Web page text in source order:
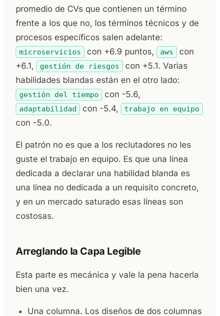
promedio de CVs que contienen un término
frente a los que no, los términos técnicos y de
procesos específicos salen adelante:
microservicios con +6.9 puntos, aws
con
+6.1,
gestión de riesgos
con +5.1. Varias
habilidades blandas están en el otro lado:
gestión del tiempo con -5.6,
adaptabilidad con -5.4, trabajo en equipo
con -5.0.
El patrón no es que a los reclutadores no les
guste el trabajo en equipo. Es que una línea
dedicada a declarar una habilidad blanda es
una línea no dedicada a un requisito concreto,
y en un mercado saturado esas líneas son
costosas.
Arreglando la Capa Legible
Esta parte es mecánica y vale la pena hacerla
bien una vez.
Una columna. Los diseños de dos columnas